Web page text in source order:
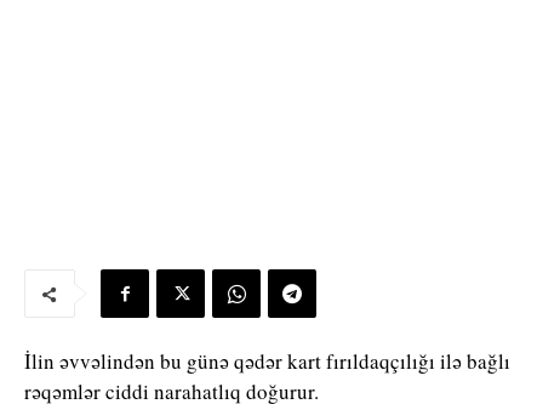
İlin əvvəlindən bu günə qədər kart fırıldaqçılığı ilə bağlı
rəqəmlər ciddi narahatlıq doğurur.